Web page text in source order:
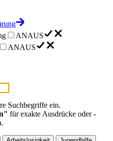
ANAUS
ANAUS
Suchbegriffe ein.
für exakte Ausdrücke oder-